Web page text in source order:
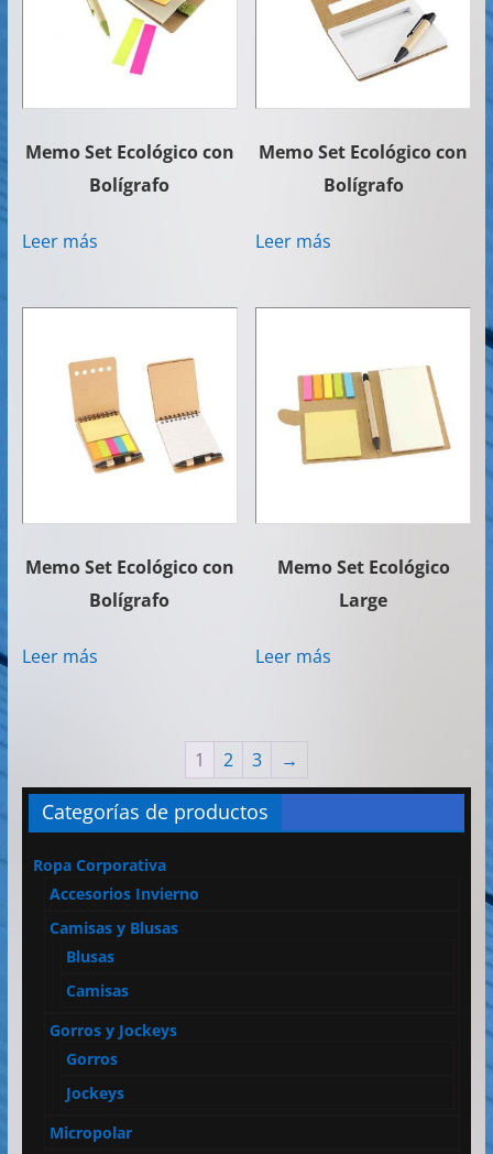
Memo Set Ecológico con
Bolígrafo
Leer más
Memo Set Ecológico con
Bolígrafo
Leer más
Memo Set Ecológico con
Bolígrafo
Leer más
Memo Set Ecológico
Large
Leer más
1 2 3 →
Categorías de productos
Ropa Corporativa
Accesorios Invierno
Camisas y Blusas
Blusas
Camisas
Gorros y Jockeys
Gorros
Jockeys
Micropolar